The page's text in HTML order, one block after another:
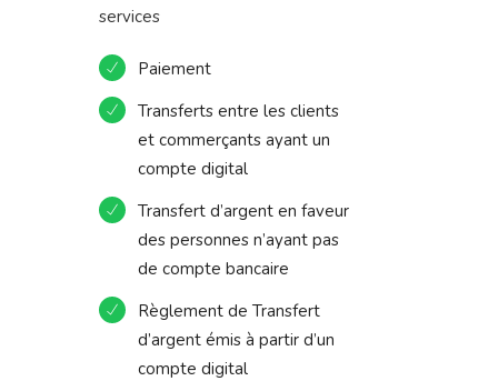
services
Paiement
Transferts entre les clients
et commerçants ayant un
compte digital
Transfert d’argent en faveur
des personnes n’ayant pas
de compte bancaire
Règlement de Transfert
d’argent émis à partir d’un
compte digital